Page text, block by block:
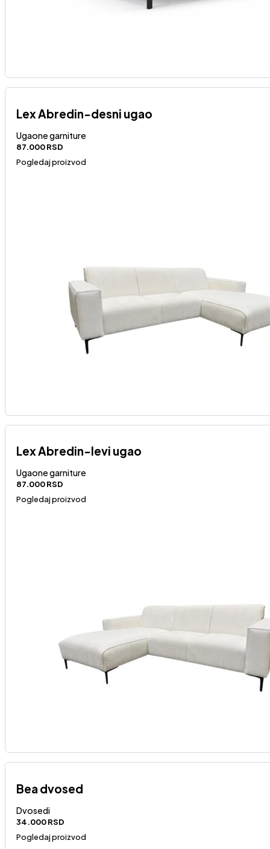
Lex Abredin-desni ugao
Ugaone garniture
87.000RSD
Pogledaj proizvod
Lex Abredin-levi ugao
Ugaone garniture
87.000RSD
Pogledaj proizvod
Bea dvosed
Dvosedi
34.000RSD
Pogledaj proizvod